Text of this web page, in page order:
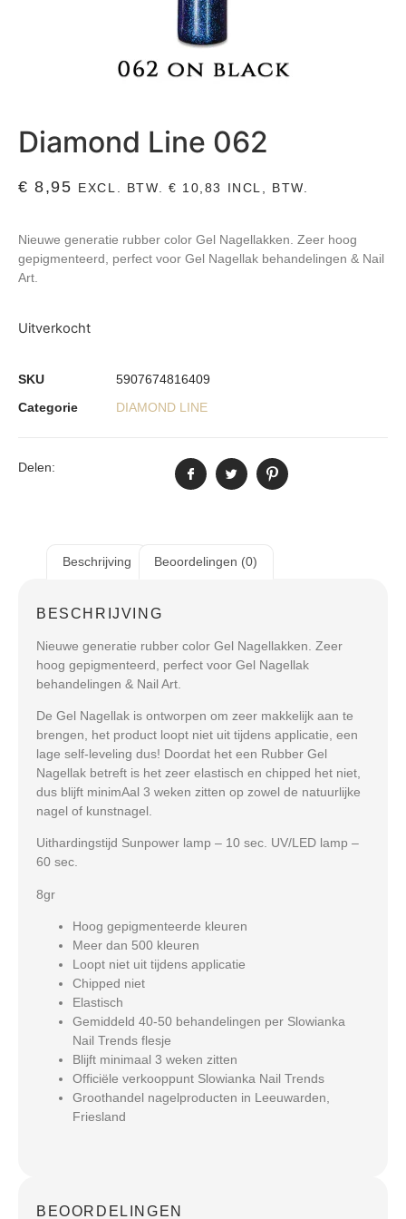
Diamond Line 062
€ 8,95 EXCL. BTW. € 10,83 INCL, BTW.
Nieuwe generatie rubber color Gel Nagellakken. Zeer hoog
gepigmenteerd, perfect voor Gel Nagellak behandelingen & Nail
Art.
Uitverkocht
SKU
5907674816409
Categorie
DIAMOND LINE
Delen:
Beschrijving Beoordelingen (0)
BESCHRIJVING
Nieuwe generatie rubber color Gel Nagellakken. Zeer
hoog gepigmenteerd, perfect voor Gel Nagellak
behandelingen & Nail Art.
De Gel Nagellak is ontworpen om zeer makkelijk aan te
brengen, het product loopt niet uit tijdens applicatie, een
lage self-leveling dus! Doordat het een Rubber Gel
Nagellak betreft is het zeer elastisch en chipped het niet,
dus blijft minimAal 3 weken zitten op zowel de natuurlijke
nagel of kunstnagel.
Uithardingstijd Sunpower lamp – 10 sec. UV/LED lamp –
60 sec.
8gr
Hoog gepigmenteerde kleuren
Meer dan 500 kleuren
Loopt niet uit tijdens applicatie
Chipped niet
Elastisch
Gemiddeld 40-50 behandelingen per Slowianka
Nail Trends flesje
Blijft minimaal 3 weken zitten
Officiële verkooppunt Slowianka Nail Trends
Groothandel nagelproducten in Leeuwarden,
Friesland
BEOORDELINGEN